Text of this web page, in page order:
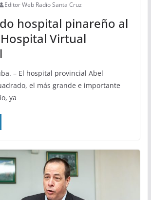
Editor Web Radio Santa Cruz
hospital pinareño al
Virtual
– El hospital provincial Abel
el más grande e importante
ya